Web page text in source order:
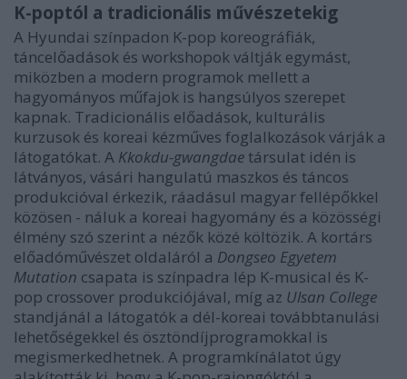
K-poptól a tradicionális művészetekig
A Hyundai színpadon K-pop koreográfiák,
táncelőadások és workshopok váltják egymást,
miközben a modern programok mellett a
hagyományos műfajok is hangsúlyos szerepet
kapnak. Tradicionális előadások, kulturális
kurzusok és koreai kézműves foglalkozások várják a
látogatókat. A Kkokdu-gwangdae társulat idén is
látványos, vásári hangulatú maszkos és táncos
produkcióval érkezik, ráadásul magyar fellépőkkel
közösen - náluk a koreai hagyomány és a közösségi
élmény szó szerint a nézők közé költözik. A kortárs
előadóművészet oldaláról a Dongseo Egyetem
Mutation csapata is színpadra lép K-musical és K-
pop crossover produkciójával, míg az Ulsan College
standjánál a látogatók a dél-koreai továbbtanulási
lehetőségekkel és ösztöndíjprogramokkal is
megismerkedhetnek. A programkínálatot úgy